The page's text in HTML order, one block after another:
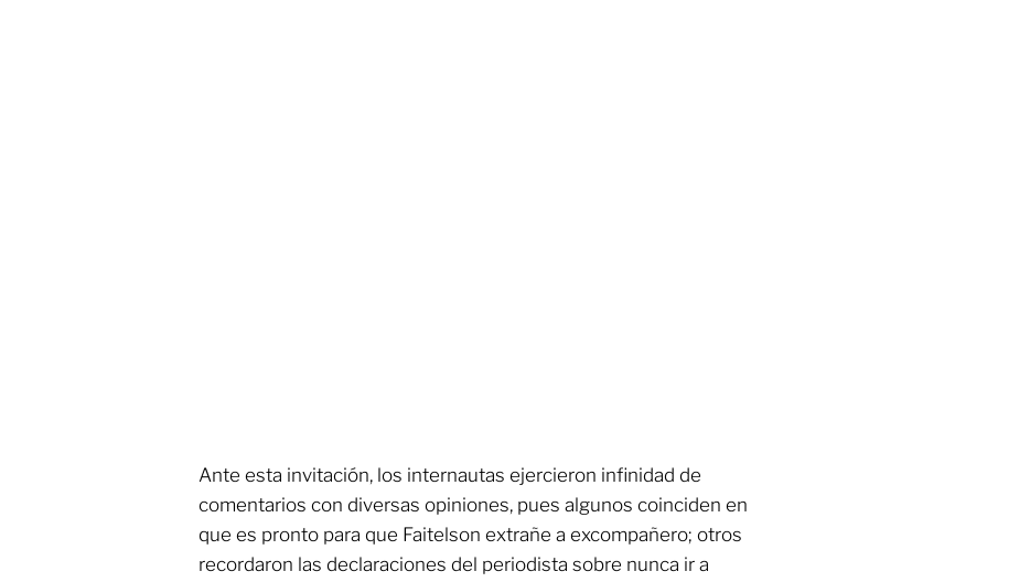
Ante esta invitación, los internautas ejercieron infinidad de
comentarios con diversas opiniones, pues algunos coinciden en
que es pronto para que Faitelson extrañe a excompañero; otros
recordaron las declaraciones del periodista sobre nunca ir a